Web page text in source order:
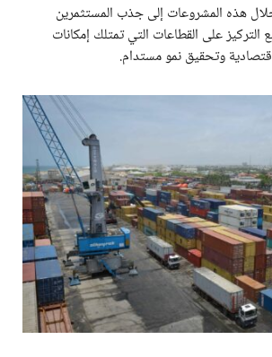
هذه المشروعات إلى جذب المستثمرين
التركيز على القطاعات التي تمتلك إمكانات
وتحقيق نمو مستدام.